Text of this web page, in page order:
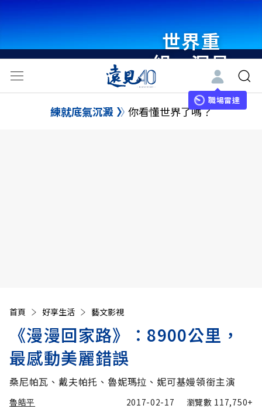
世界重
組・洞見
未來 與
世界領袖
職場雷達
練就底氣沉澱 你看懂世界了嗎？
首頁 好享生活 藝文影視
《漫漫回家路》：8900公里，
最感動美麗錯誤
桑尼帕瓦、戴夫帕托、魯妮瑪拉、妮可基嫚領銜主演
魯皓平 2017-02-17 瀏覽數 117,750+